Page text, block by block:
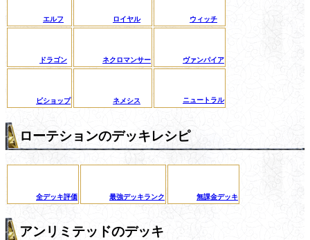
エルフ ロイヤル ウィッチ
ドラゴン ネクロマンサー ヴァンパイア
ビショップ ネメシス ニュートラル
ローテションのデッキレシピ
全デッキ評価 最強デッキランク 無課金デッキ
アンリミテッドのデッキ